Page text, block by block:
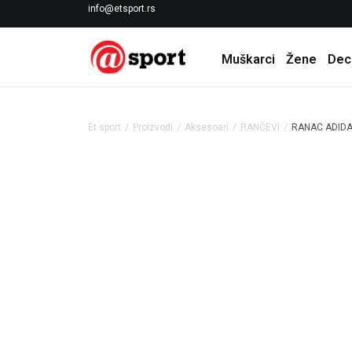
info@etsport.rs
LICENCIRANI CLEARANCE PARTNER ADIDAS
Muškarci Žene
Et sport Proizvodi Aksesoari RANČEVI RANAC